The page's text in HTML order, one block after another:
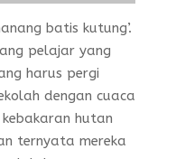
batis kutung’.
pelajar yang
harus pergi
dengan cuaca
hutan
ternyata mereka